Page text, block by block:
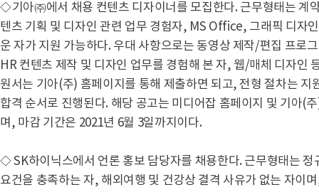
◇기아㈜에서 채용 컨텐츠 디자이너를 모집한다. 근무형태는 계
텐츠 기획 및 디자인 관련 업무 경험자, MS Office, 그래픽 디자
운 자가 지원 가능하다. 우대 사항으로는 동영상 제작/편집 프로
HR 컨텐츠 제작 및 디자인 업무를 경험해 본 자, 웹/매체 디자인
원서는 기아(주) 홈페이지를 통해 제출하면 되고, 전형 절차는 지
합격 순서로 진행된다. 해당 공고는 미디어잡 홈페이지 및 기아(
며, 마감 기간은 2021년 6월 3일까지이다.
◇ SK하이닉스에서 언론 홍보 담당자를 채용한다. 근무형태는
요건을 충족하는 자, 해외여행 및 건강상 결격 사유가 없는 자이